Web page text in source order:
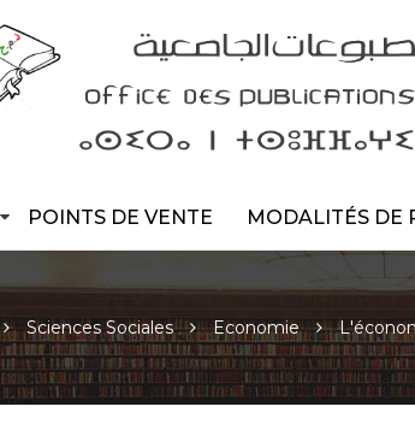
POINTS DE VENTE MODALITÉS DE
Sciences Sociales Economie